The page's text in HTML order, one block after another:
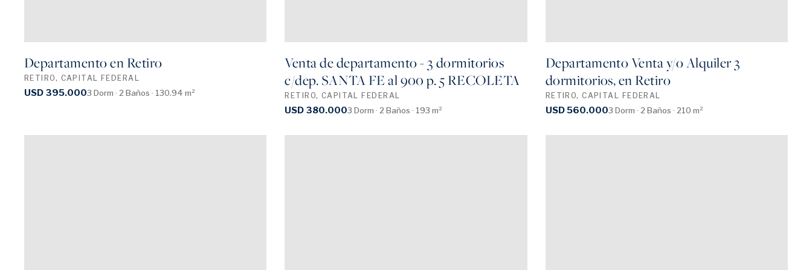
Departamento en Retiro
RETIRO, CAPITAL FEDERAL
USD 395.0003 Dorm · 2 Baños · 130.94 m²
Venta de departamento - 3 dormitorios
c/dep. SANTA FE al 900 p. 5 RECOLETA
RETIRO, CAPITAL FEDERAL
USD 380.0003 Dorm · 2 Baños · 193 m²
Departamento Venta y/o Alquiler 3
dormitorios, en Retiro
RETIRO, CAPITAL FEDERAL
USD 560.0003 Dorm · 2 Baños · 210 m²